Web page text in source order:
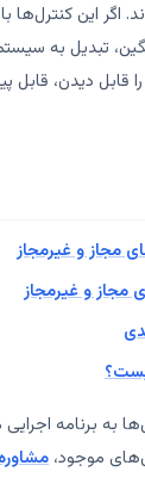
این کنترل‌ها با
تبدیل به
دیدن، قابل
مجاز و غیرمجاز
مجاز و غیرمجاز
به برنامه
موجود،